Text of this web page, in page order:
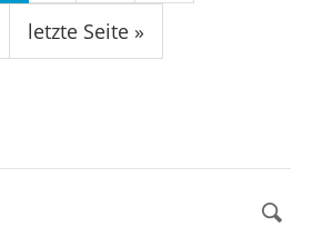
letzte Seite »